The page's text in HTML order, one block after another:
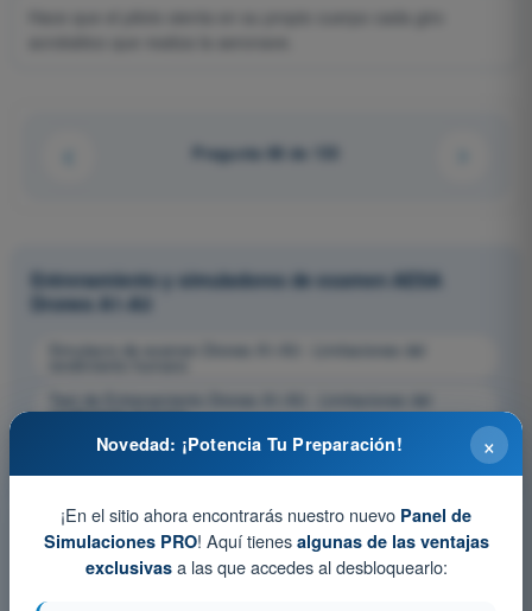
Pregunta 68 de 133
Entrenamiento y simuladores de examen AESA
Drones A1-A3
Simulacro de examen Drones A1-A3 - Limitaciones del
Test de Entrenamiento Drones A1-A3 - Limitaciones del
rendimiento humano
Examen en PDF Drones A1-A3 - Limitaciones del rendimiento ×
Novedad: ¡Potencia Tu Preparación!
¡En el sitio ahora encontrarás nuestro nuevo Panel de
Simulaciones PRO! Aquí tienes algunas de las ventajas
exclusivasa las que accedes al desbloquearlo: